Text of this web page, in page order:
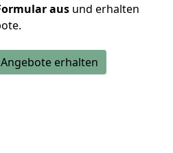
aus und erhalten
erhalten